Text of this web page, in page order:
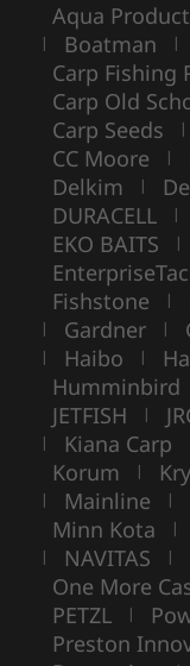
Aqua
| Boatman |
Carp Fishing
Carp Old
Carp Seeds |
CC Moore |
Delkim |
DURACELL |
EKO BAITS |
Fishstone |
| Gardner |
| Haibo |
Humminbird
JETFISH |
| Kiana Carp
Korum |
| Mainline |
Minn Kota |
| NAVITAS |
One More
PETZL |
Preston